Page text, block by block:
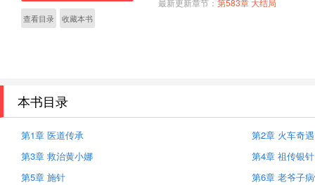
查看目录 收藏本书
最新更新章节： 第583章 大结局
本书目录
第1章 医道传承
第2章 火车奇遇
第3章 救治黄小娜
第4章 祖传银针
第5章 施针
第6章 老爷子